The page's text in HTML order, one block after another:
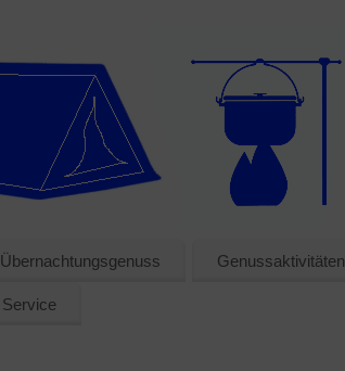
Übernachtungsgenuss Genussaktivitäten
Service